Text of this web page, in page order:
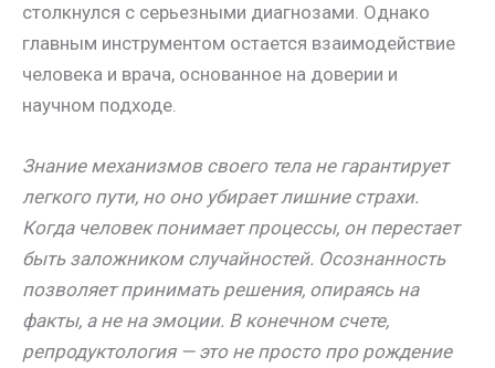
столкнулся с серьезными диагнозами. Однако
главным инструментом остается взаимодействие
человека и врача, основанное на доверии и
научном подходе.
Знание механизмов своего тела не гарантирует
легкого пути, но оно убирает лишние страхи.
Когда человек понимает процессы, он перестает
быть заложником случайностей. Осознанность
позволяет принимать решения, опираясь на
факты, а не на эмоции. В конечном счете,
репродуктология — это не просто про рождение